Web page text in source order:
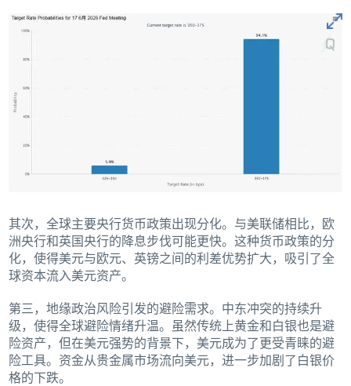
其次，全球主要央行货币政策出现分化。与美联储相比，欧
洲央行和英国央行的降息步伐可能更快。这种货币政策的分
化，使得美元与欧元、英镑之间的利差优势扩大，吸引了全
球资本流入美元资产。
第三，地缘政治风险引发的避险需求。中东冲突的持续升
级，使得全球避险情绪升温。虽然传统上黄金和白银也是避
险资产，但在美元强势的背景下，美元成为了更受青睐的避
险工具。资金从贵金属市场流向美元，进一步加剧了白银价
格的下跌。